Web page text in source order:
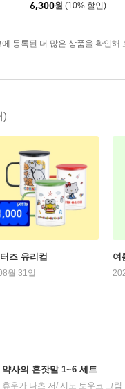
6,300원 (10% 할인)
등록된 더 많은 상품을 확인해
)
즈 유리컵
월 31일
여
약사의 혼잣말 1~6 세트
휴우가 나츠 저/ 시노 토우코 그림